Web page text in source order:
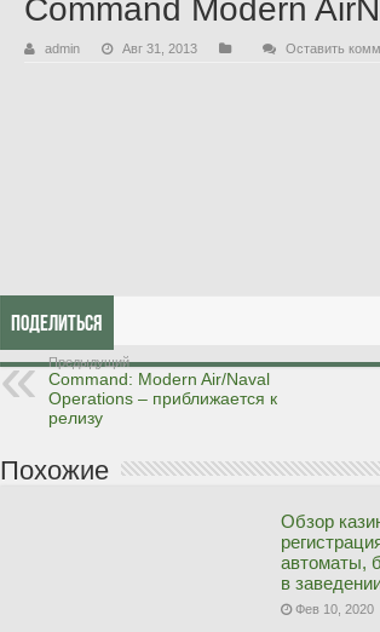
Command Modern
admin Авг 31, 2013 Оставить
Поделиться
Предыдущий
Command: Modern Air/Naval
Operations – приближается к
релизу
Похожие
Обзор
автоматы,
в
Фев 10, 2020